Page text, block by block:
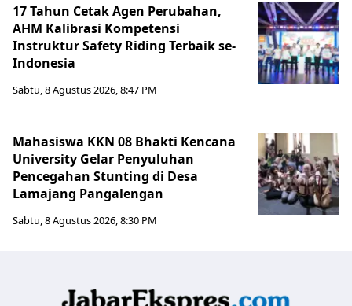
17 Tahun Cetak Agen Perubahan,
AHM Kalibrasi Kompetensi
Instruktur Safety Riding Terbaik se-
Indonesia
Sabtu, 8 Agustus 2026, 8:47 PM
Mahasiswa KKN 08 Bhakti Kencana
University Gelar Penyuluhan
Pencegahan Stunting di Desa
Lamajang Pangalengan
Sabtu, 8 Agustus 2026, 8:30 PM